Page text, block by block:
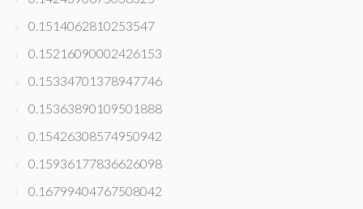
0.1514062810253547
0.15216090002426153
0.15334701378947746
0.15363890109501888
0.15426308574950942
0.15936177836626098
0.16799404767508042